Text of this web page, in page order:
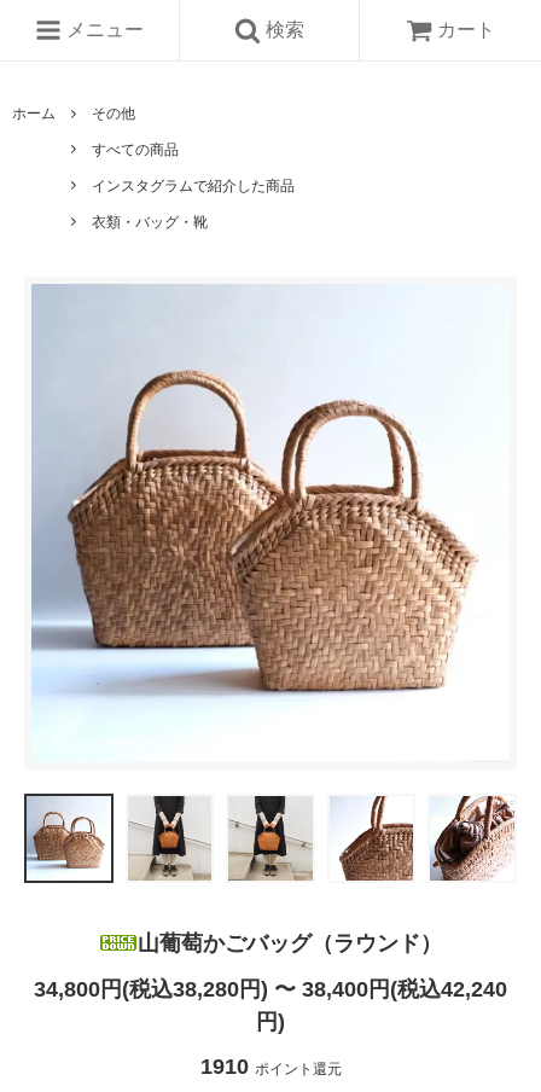
メニュー 検索 カート
ホーム その他
すべての商品
インスタグラムで紹介した商品
衣類・バッグ・靴
山葡萄かごバッグ（ラウンド）
34,800円(税込38,280円) 〜 38,400円(税込42,240
円)
1910 ポイント還元